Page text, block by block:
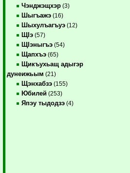
Чэнджэщхэр (3)
Шыгъажэ (16)
Шыхулъагъуэ (12)
ЩIэ (57)
ЩIэныгъэ (54)
Щапхъэ (65)
Щикъухьащ адыгэр
дунеижьым (21)
Щэнхабзэ (155)
Юбилей (253)
Япэу тыдодзэ (4)